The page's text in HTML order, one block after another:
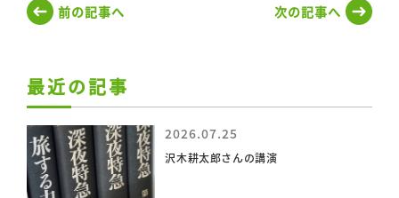
前の記事へ 次の記事へ
最近の記事
2026.07.25
沢木耕太郎さんの講演